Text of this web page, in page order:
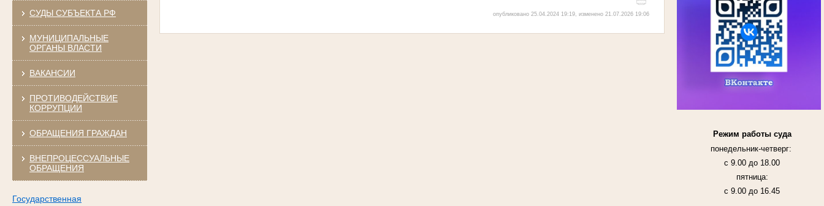
СУДЫ СУБЪЕКТА РФ
МУНИЦИПАЛЬНЫЕ
ОРГАНЫ ВЛАСТИ
ВАКАНСИИ
ПРОТИВОДЕЙСТВИЕ
КОРРУПЦИИ
ОБРАЩЕНИЯ ГРАЖДАН
ВНЕПРОЦЕССУАЛЬНЫЕ
ОБРАЩЕНИЯ
Государственная
Режим работы суда
понедельник-четверг:
с 9.00 до 18.00
пятница:
с 9.00 до 16.45
опубликовано 25.04.2024 19:19, изменено 21.07.2026 19:06